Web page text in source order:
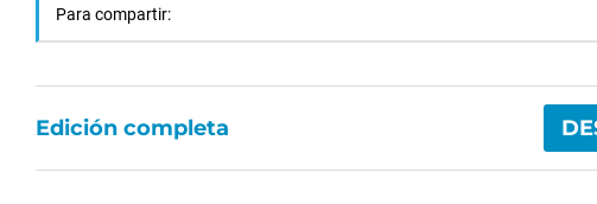
Para compartir:
Edición completa